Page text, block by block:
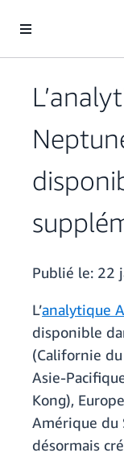
Publié le: 22
L’analytique
disponible
(Californie
Asie-
Kong),
Amérique du
désormais